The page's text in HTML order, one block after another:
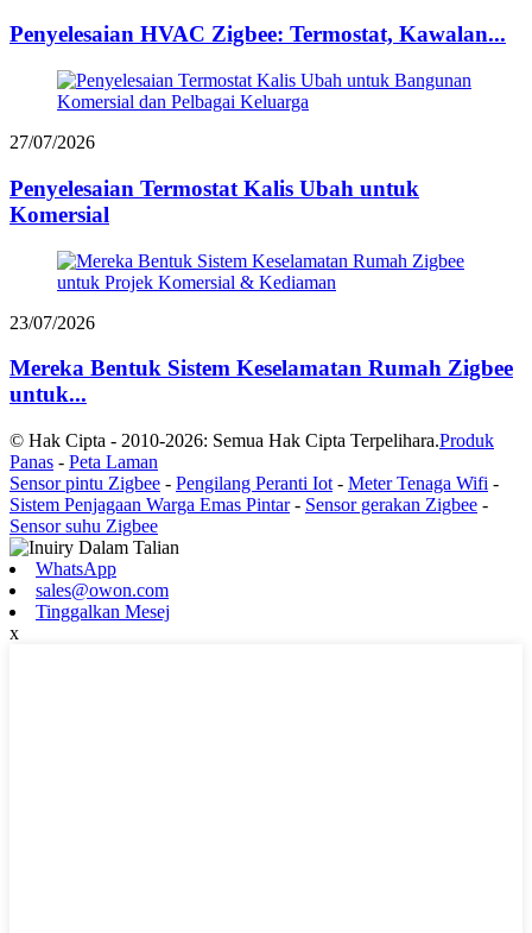
Penyelesaian HVAC Zigbee: Termostat, Kawalan...
27/07/2026
Penyelesaian Termostat Kalis Ubah untuk
Komersial
23/07/2026
Mereka Bentuk Sistem Keselamatan Rumah Zigbee
untuk...
© Hak Cipta - 2010-2026: Semua Hak Cipta Terpelihara.Produk
Panas - Peta Laman
Sensor pintu Zigbee - Pengilang Peranti Iot - Meter Tenaga Wifi -
Sistem Penjagaan Warga Emas Pintar- Sensor gerakan Zigbee -
Sensor suhu Zigbee
WhatsApp
sales@owon.com
Tinggalkan Mesej
x